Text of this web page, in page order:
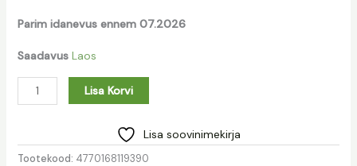
Parim idanevus ennem 07.2026
Saadavus Laos
Lisa Korvi
Lisa soovinimekirja
Tootekood: 4770168119390